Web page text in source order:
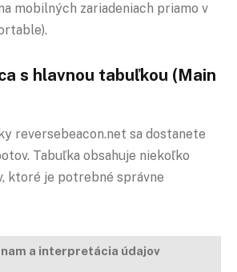
mobilných zariadeniach priamo v
s hlavnou tabuľkou (Main
reversebeacon.net sa dostanete
Tabuľka obsahuje niekoľko
ktoré je potrebné správne
a interpretácia údajov